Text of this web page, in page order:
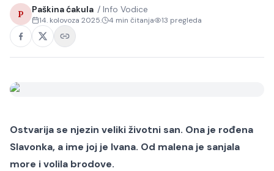
Kultura
Sport
P Paškina ćakula / Info Vodice
14. kolovoza 2025. 4 min čitanja 13 pregleda
Ostvarija se njezin veliki životni san. Ona je rođena
Slavonka, a ime joj je Ivana. Od malena je sanjala
more i volila brodove.